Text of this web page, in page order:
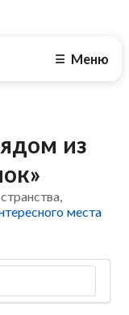
☰ Меню
из
места